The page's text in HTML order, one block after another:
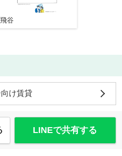
飛谷
向け賃貸
LINEで共有する